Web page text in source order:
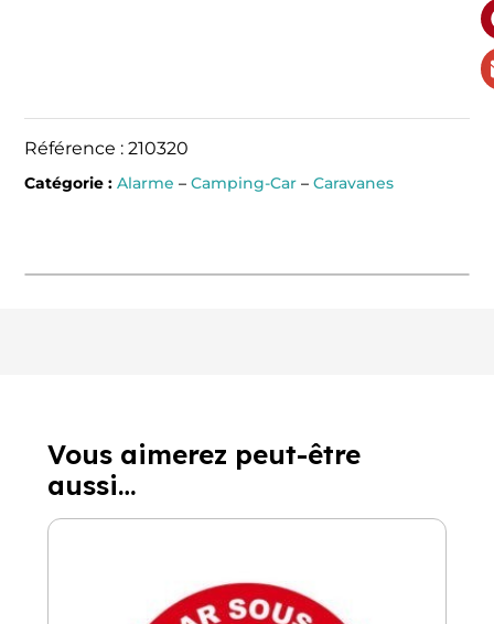
Référence : 210320
Catégorie : Alarme – Camping-Car– Caravanes
Vous aimerez peut-être
aussi…